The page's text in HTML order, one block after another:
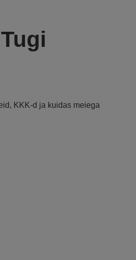
Tugi
KKK-d ja kuidas meiega